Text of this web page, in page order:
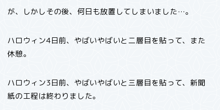
が、しかしその後、何日も放置してしまいました…。
ハロウィン4日前、やばいやばいと二層目を貼って、また
休憩。
ハロウィン3日前、やばいやばいと三層目を貼って、新聞
紙の工程は終わりました。